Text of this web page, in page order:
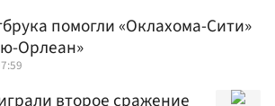
помогли «Оклахома-Сити»
Орлеан»
второе сражение